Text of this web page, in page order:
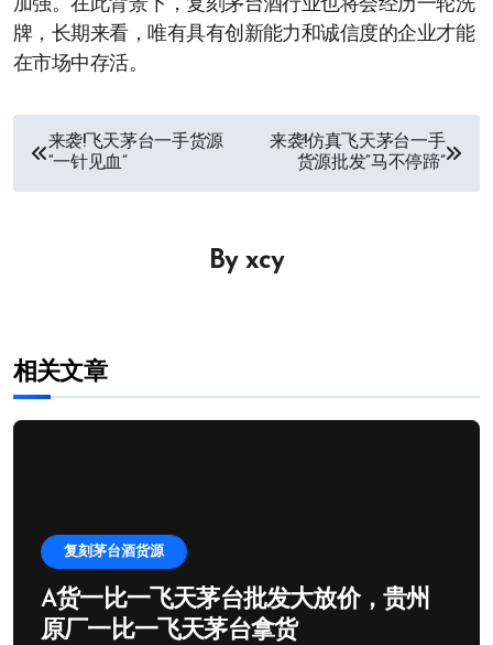
加强。在此背景下，复刻茅台酒行业也将会经历一轮洗
牌，长期来看，唯有具有创新能力和诚信度的企业才能
在市场中存活。
文
章
来袭!飞天茅台一手货源
“一针见血”
来袭!仿真飞天茅台一手
货源批发“马不停蹄”
By xcy
相关文章
复刻茅台酒货源
A货一比一飞天茅台批发大放价，贵州
原厂一比一飞天茅台拿货